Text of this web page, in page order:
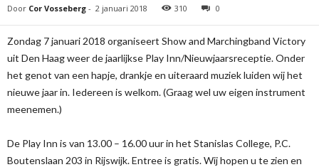
Door Cor Vosseberg - 2 januari 2018 310 0
Zondag 7 januari 2018 organiseert Show and Marchingband Victory
uit Den Haag weer de jaarlijkse Play Inn/Nieuwjaarsreceptie. Onder
het genot van een hapje, drankje en uiteraard muziek luiden wij het
nieuwe jaar in. Iedereen is welkom. (Graag wel uw eigen instrument
meenemen.)
De Play Inn is van 13.00 – 16.00 uur in het Stanislas College, P.C.
Boutenslaan 203 in Rijswijk. Entree is gratis. Wij hopen u te zien en